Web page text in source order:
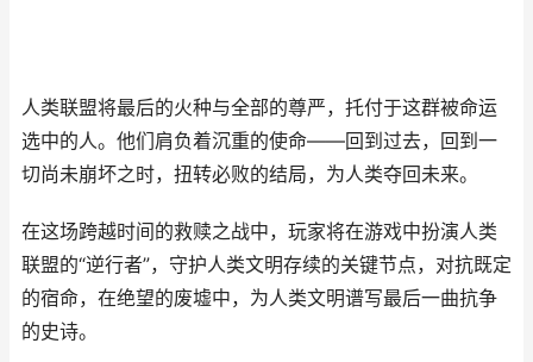
人类联盟将最后的火种与全部的尊严，托付于这群被命运
选中的人。他们肩负着沉重的使命——回到过去，回到一
切尚未崩坏之时，扭转必败的结局，为人类夺回未来。
在这场跨越时间的救赎之战中，玩家将在游戏中扮演人类
联盟的“逆行者”，守护人类文明存续的关键节点，对抗既定
的宿命，在绝望的废墟中，为人类文明谱写最后一曲抗争
的史诗。